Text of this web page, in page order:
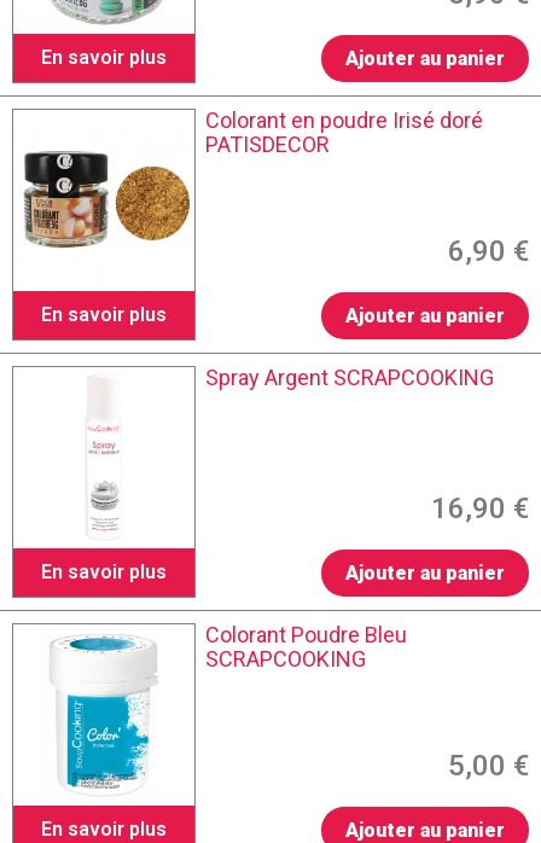
En savoir plus Ajouter au panier
En savoir plus
Colorant en poudre Irisé doré
PATISDECOR
6,90 €
Ajouter au panier
En savoir plus
Spray Argent SCRAPCOOKING
16,90 €
Ajouter au panier
En savoir plus
Colorant Poudre Bleu
SCRAPCOOKING
5,00 €
Ajouter au panier